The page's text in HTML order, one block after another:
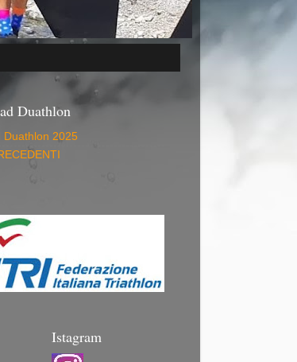
Duathlon
Duathlon 2025
Istagram